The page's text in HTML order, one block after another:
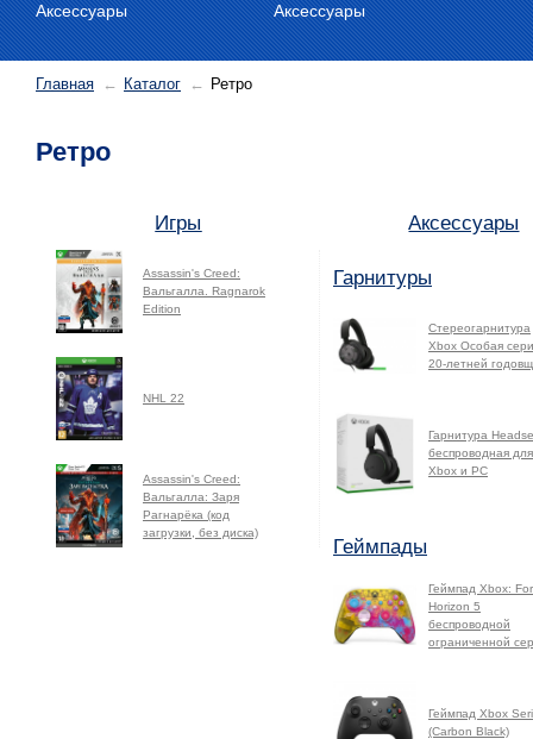
Аксессуары
Аксессуары
Главная Каталог Ретро
Ретро
Игры
Assassin's Creed:
Вальгалла. Ragnarok
Edition
NHL 22
Assassin's Creed:
Вальгалла: Заря
Рагнарёка (код
загрузки, без диска)
Аксессуары
Гарнитуры
Стереогарнитура
Xbox Особая
20-летней
Гарнитура
беспроводная для
Xbox и PC
Геймпады
Геймпад Xbox:
Horizon 5
беспроводной
ограниченной
Геймпад Xbox
(Carbon Black)